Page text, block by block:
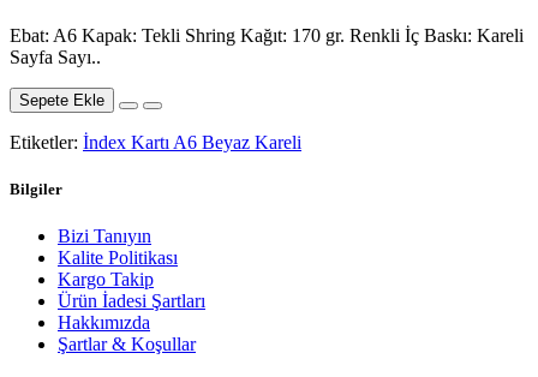
Ebat: A6 Kapak: Tekli Shring Kağıt: 170 gr. Renkli İç Baskı: Kareli
Sayfa Sayı..
Sepete Ekle
Etiketler: İndex Kartı A6 Beyaz Kareli
Bilgiler
Bizi Tanıyın
Kalite Politikası
Kargo Takip
Ürün İadesi Şartları
Hakkımızda
Şartlar & Koşullar